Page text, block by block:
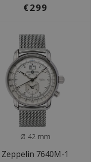
€299
Ø 42 mm
Zeppelin 7640M-1